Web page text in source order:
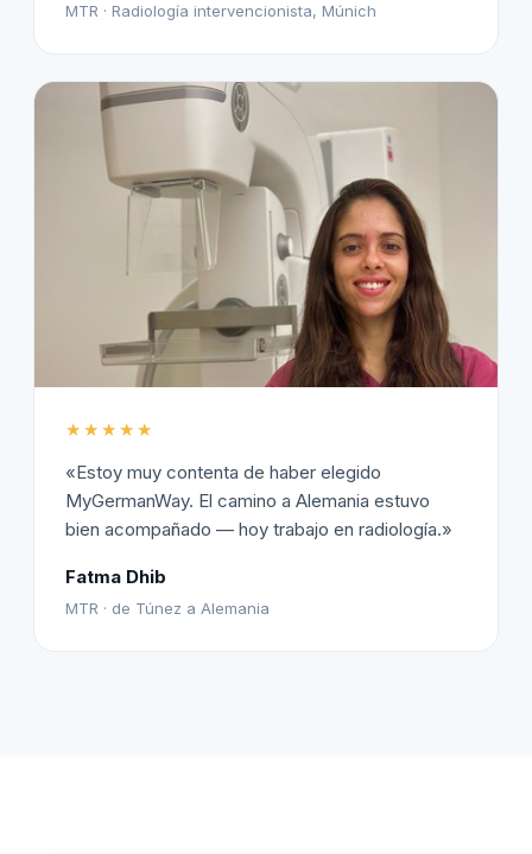
MTR · Radiología intervencionista, Múnich
★★★★★
«Estoy muy contenta de haber elegido
MyGermanWay. El camino a Alemania estuvo
bien acompañado — hoy trabajo en radiología.»
Fatma Dhib
MTR · de Túnez a Alemania